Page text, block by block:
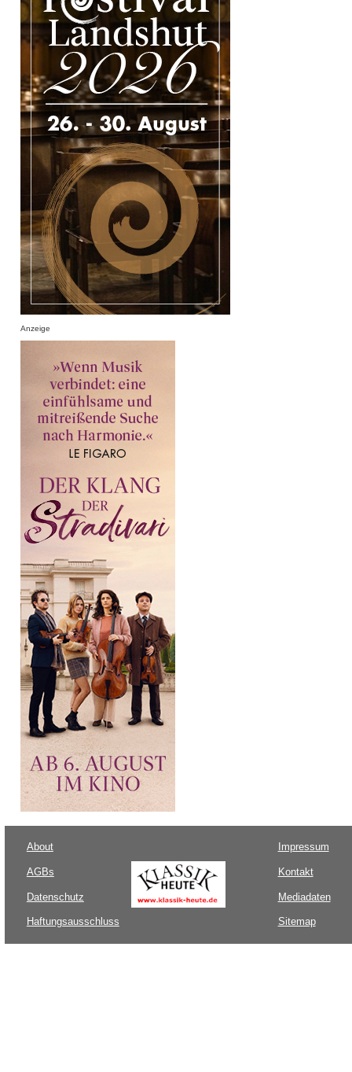
Anzeige
About
AGBs
Datenschutz
Haftungsausschluss
Impressum
Kontakt
Mediadaten
Sitemap